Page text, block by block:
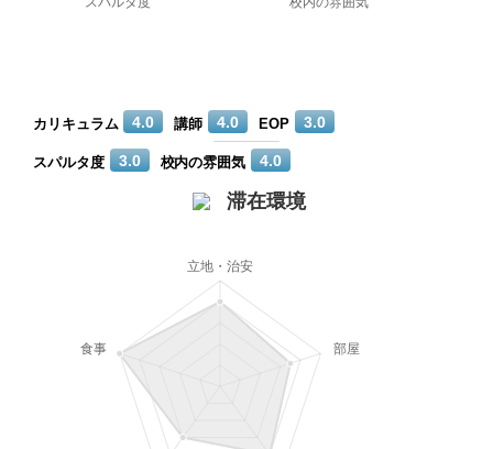
カリキュラム 4.0 講師 4.0 EOP 3.0
スパルタ度 3.0 校内の雰囲気 4.0
滞在環境